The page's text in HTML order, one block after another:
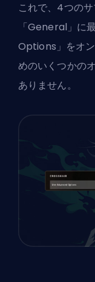
これで、4つのサ
「General」に
Options」をオ
めのいくつかの
ありません。